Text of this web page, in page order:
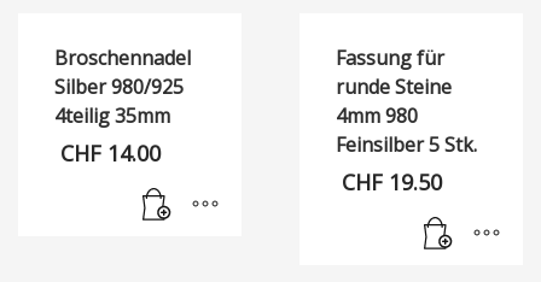
Broschennadel
Silber 980/925
4teilig 35mm
CHF 14.00
Fassung für
runde Steine
4mm 980
Feinsilber 5 Stk.
CHF19.50